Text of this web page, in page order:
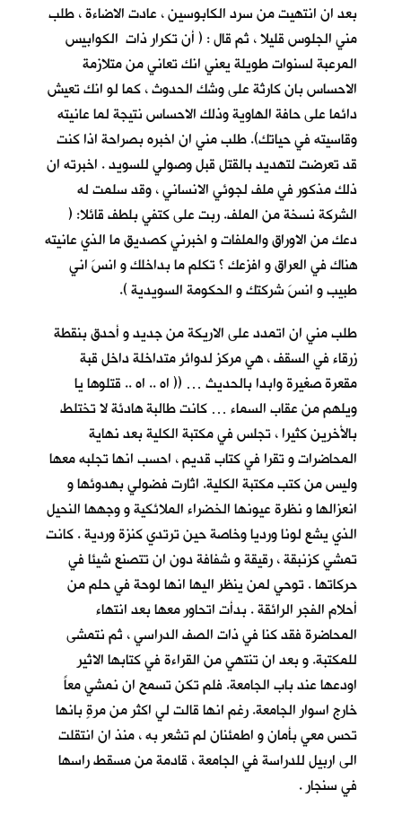
بعد ان انتهيت من سرد الكابوسين ، عادت الاضاءة ، طلب
مني الجلوس قليلا ، ثم قال : ( أن تكرار ذات الكوابيس
المرعبة لسنوات طويلة يعني انك تعاني من متلازمة
الاحساس بان كارثة على وشك الحدوث ، كما لو انك تعيش
دائما على حافة الهاوية وذلك الاحساس نتيجة لما عانيته
وقاسيته في حياتك). طلب مني ان اخبره بصراحة اذا كنت
قد تعرضت لتهديد بالقتل قبل وصولي للسويد . اخبرته ان
ذلك مذكور في ملف لجوئي الانساني ، وقد سلمت له
الشركة نسخة من الملف. ربت على كتفي بلطف قائلا: (
دعك من الاوراق والملفات و اخبرني كصديق ما الذي عانيته
هناك في العراق و افزعك ؟ تكلم ما بداخلك و انسَ اني
طبيب و انسَ شركتك و الحكومة السويدية ).
طلب مني ان اتمدد على الاريكة من جديد و أحدق بنقطة
زرقاء في السقف ، هي مركز لدوائر متداخلة داخل قبة
مقعرة صغيرة وابدا بالحديث … (( اه .. اه .. قتلوها يا
ويلهم من عقاب السماء … كانت طالبة هادئة لا تختلط
بالأخرين كثيرا ، تجلس في مكتبة الكلية بعد نهاية
المحاضرات و تقرا في كتاب قديم ، احسب انها تجلبه معها
وليس من كتب مكتبة الكلية. اثارت فضولي بهدوئها و
انعزالها و نظرة عيونها الخضراء الملائكية و وجهها النحيل
الذي يشع لونا ورديا وخاصة حين ترتدي كنزة وردية . كانت
تمشي كزنبقة ، رقيقة و شفافة دون ان تتصنع شيئا في
حركاتها . توحي لمن ينظر اليها انها لوحة في حلم من
أحلام الفجر الرائقة . بدأت اتحاور معها بعد انتهاء
المحاضرة فقد كنا في ذات الصف الدراسي ، ثم نتمشى
للمكتبة. و بعد ان تنتهي من القراءة في كتابها الاثير
اودعها عند باب الجامعة. فلم تكن تسمح ان نمشي معاً
خارج اسوار الجامعة. رغم انها قالت لي اكثر من مرةٍ بانها
تحس معي بأمان و اطمئنان لم تشعر به ، منذ ان انتقلت
الى اربيل للدراسة في الجامعة ، قادمة من مسقط راسها
في سنجار .